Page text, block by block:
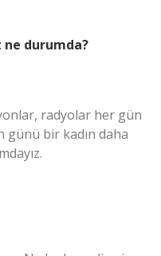
ne durumda?
radyolar her gün
günü bir kadın daha